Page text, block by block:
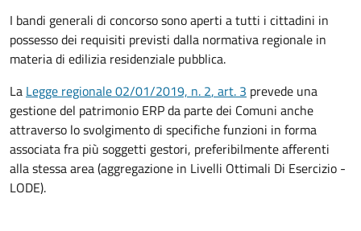
I bandi generali di concorso sono aperti a tutti i cittadini in
possesso dei requisiti previsti dalla normativa regionale in
materia di edilizia residenziale pubblica.
La Legge regionale 02/01/2019, n. 2, art. 3 prevede una
gestione del patrimonio ERP da parte dei Comuni anche
attraverso lo svolgimento di specifiche funzioni in forma
associata fra più soggetti gestori, preferibilmente afferenti
alla stessa area (aggregazione in Livelli Ottimali Di Esercizio -
LODE).